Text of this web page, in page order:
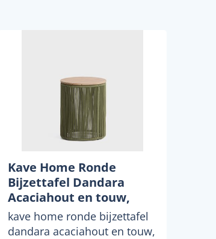
Kave Home Ronde
Bijzettafel Dandara
Acaciahout en touw,
40cm - Donkergroen
kave home ronde bijzettafel
dandara acaciahout en touw,